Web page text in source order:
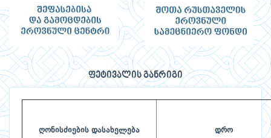
ფეტივალის განრიგი
ღონისძიების დასახელება დრო